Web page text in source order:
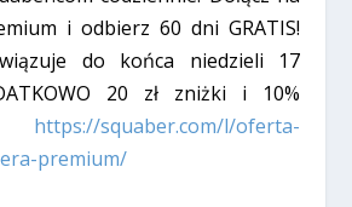
i odbierz 60 dni GRATIS!
do końca niedzieli 17
20 zł zniżki i 10%
https://squaber.com/l/oferta-
premium/